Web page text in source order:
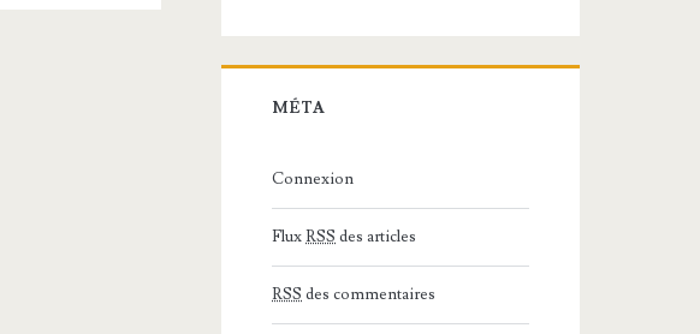
MÉTA
Connexion
FluxRSS des articles
RSS des commentaires